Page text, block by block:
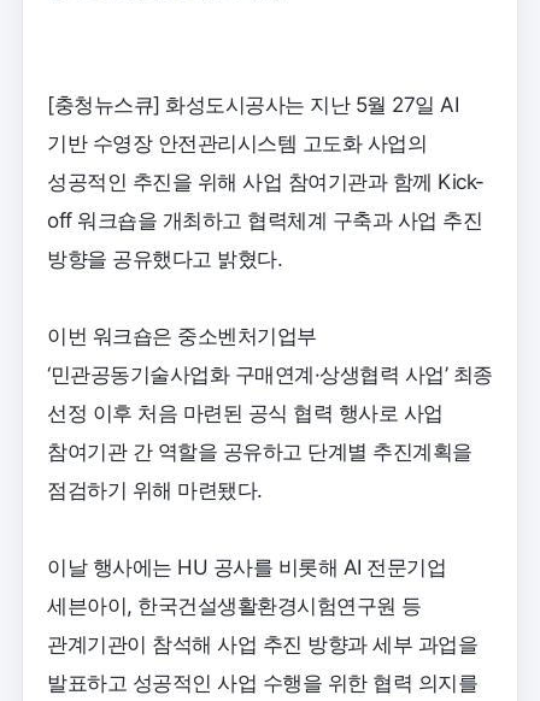
[충청뉴스큐] 화성도시공사는 지난 5월 27일 AI
기반 수영장 안전관리시스템 고도화 사업의
성공적인 추진을 위해 사업 참여기관과 함께 Kick-
off 워크숍을 개최하고 협력체계 구축과 사업 추진
방향을 공유했다고 밝혔다.
이번 워크숍은 중소벤처기업부
‘민관공동기술사업화 구매연계·상생협력 사업’ 최종
선정 이후 처음 마련된 공식 협력 행사로 사업
참여기관 간 역할을 공유하고 단계별 추진계획을
점검하기 위해 마련됐다.
이날 행사에는 HU 공사를 비롯해 AI 전문기업
세븐아이, 한국건설생활환경시험연구원 등
관계기관이 참석해 사업 추진 방향과 세부 과업을
발표하고 성공적인 사업 수행을 위한 협력 의지를